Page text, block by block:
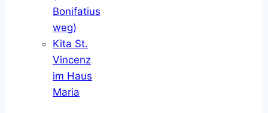
Bonifatius
weg)
Kita St.
Vincenz
im Haus
Maria